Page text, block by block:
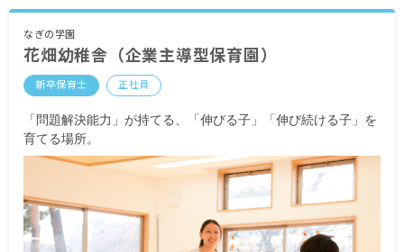
通勤手当 月上限50,000円
賞与あり 年3回 昨年実績：計4.40カ月分
※試用期間あり
なぎの学園
花畑幼稚舎（企業主導型保育園）
新卒保育士 正社員
「問題解決能力」が持てる、「伸びる子」「伸び続ける子」を
育てる場所。